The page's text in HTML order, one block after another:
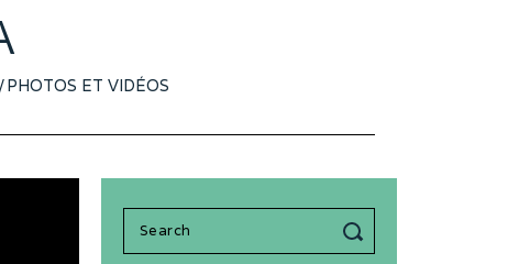
/PHOTOS ET VIDÉOS
Search
for: